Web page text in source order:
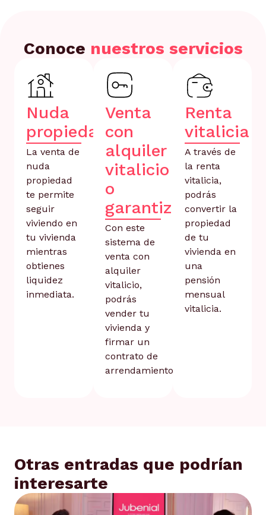
Conoce nuestros servicios
Nuda
propiedad
La venta de
nuda
propiedad
te permite
seguir
viviendo en
tu vivienda
mientras
obtienes
liquidez
inmediata.
Venta
con
alquiler
vitalicio
o
garantizado
Con este
sistema de
venta con
alquiler
vitalicio,
podrás
vender tu
vivienda y
firmar un
contrato de
arrendamiento.
Renta
vitalicia
A través de
la renta
vitalicia,
podrás
convertir la
propiedad
de tu
vivienda en
una
pensión
mensual
vitalicia.
Otras entradas que podrían
interesarte